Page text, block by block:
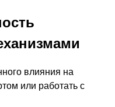
влияния на
или работать с